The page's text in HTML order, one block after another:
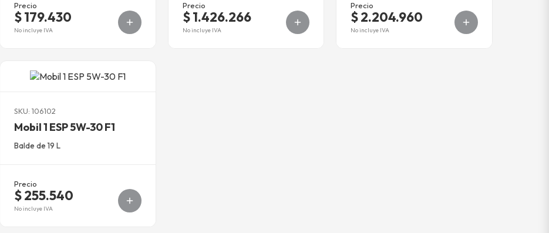
Precio
$ 179.430
No incluye IVA
Precio
$ 1.426.266
No incluye IVA
Precio
$ 2.204.960
No incluye IVA
SKU: 106102
Mobil 1 ESP 5W-30 F1
Balde de 19 L
Precio
$ 255.540
No incluye IVA